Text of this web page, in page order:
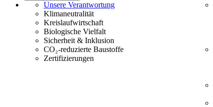
Unsere Verantwortung
Klimaneutralität
Kreislaufwirtschaft
Biologische Vielfalt
Sicherheit & Inklusion
CO₂-reduzierte Baustoffe
Zertifizierungen